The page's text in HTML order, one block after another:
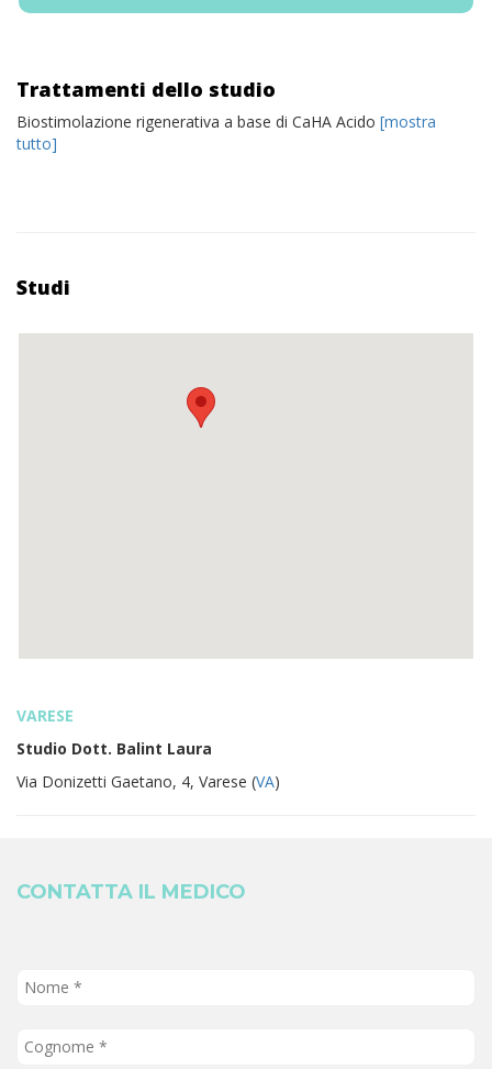
Trattamenti dello studio
Biostimolazione rigenerativa a base di CaHA Acido [mostra
tutto]
Studi
VARESE
Studio Dott. Balint Laura
Via Donizetti Gaetano, 4, Varese (VA)
CONTATTA IL MEDICO